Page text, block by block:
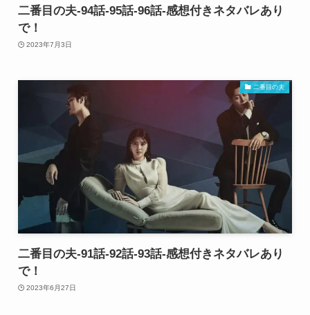
二番目の夫-94話-95話-96話-感想付きネタバレあり
で！
2023年7月3日
二番目の夫
二番目の夫-91話-92話-93話-感想付きネタバレあり
で！
2023年6月27日